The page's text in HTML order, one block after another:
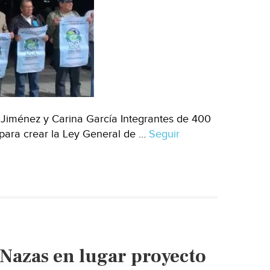
y Carina García Integrantes de 400
crear la Ley General de … Seguir
en lugar proyecto